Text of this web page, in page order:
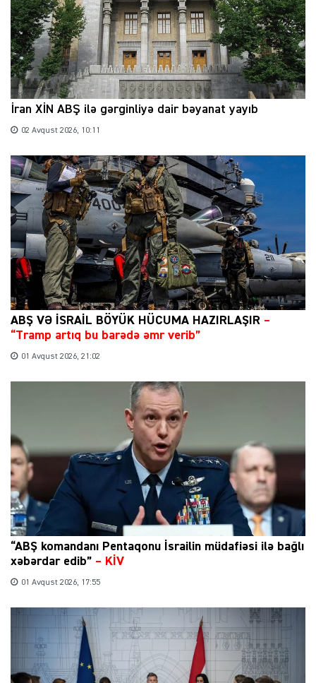
İran XİN ABŞ ilə gərginliyə dair bəyanat yayıb
02 Avqust 2026, 10:11
ABŞ VƏ İSRAİL BÖYÜK HÜCUMA HAZIRLAŞIR –
“Tramp artıq bu barədə əmr verib”
01 Avqust 2026, 21:02
“ABŞ komandanı Pentaqonu İsrailin müdafiəsi ilə bağlı
xəbərdar edib” – KİV
01 Avqust 2026, 17:55